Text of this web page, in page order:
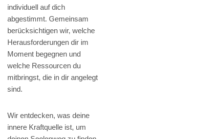
individuell auf dich
abgestimmt. Gemeinsam
berücksichtigen wir, welche
Herausforderungen dir im
Moment begegnen und
welche Ressourcen du
mitbringst, die in dir angelegt
sind.
Wir entdecken, was deine
innere Kraftquelle ist, um